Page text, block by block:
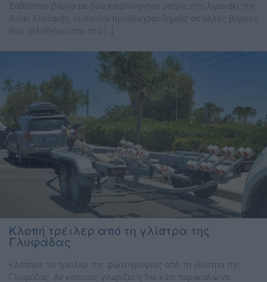
Σαββάτου βάρκα με δύο επιβαίνοντες μπήκε στο λιμανάκι της
Αγίας Κυριακής, οι οποίοι προξένησαν ζημιές σε άλλες βάρκες
που φιλοξενούνται στο […]
Κλοπή τρέιλερ από τη γλίστρα της
Γλυφάδας
Κλάπηκε το τρέιλερ της φωτογραφίας από τη γλίστρα της
Γλυφάδας. Αν κάποιος γνωρίζει η δει κάτι παρακαλώ να